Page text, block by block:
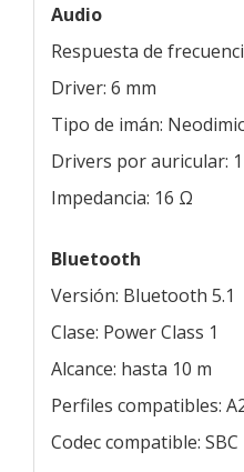
Audio
Respuesta de
Driver: 6 mm
Tipo de imán:
Drivers por auricular: 1
Impedancia: 16 Ω
Bluetooth
Versión: Bluetooth 5.1
Clase: Power Class 1
Alcance: hasta 10 m
Perfiles compatibles:
Codec compatible: SBC